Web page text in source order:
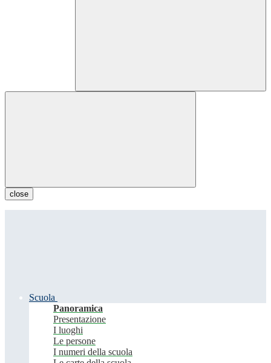
close
Scuola
Panoramica
Presentazione
I luoghi
Le persone
I numeri della scuola